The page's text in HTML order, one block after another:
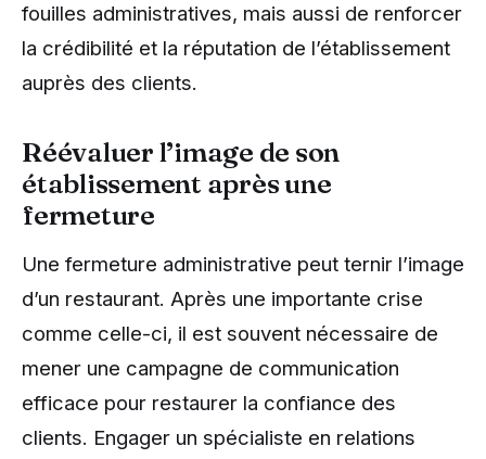
fouilles administratives, mais aussi de renforcer
la crédibilité et la réputation de l’établissement
auprès des clients.
Réévaluer l’image de son
établissement après une
fermeture
Une fermeture administrative peut ternir l’image
d’un restaurant. Après une importante crise
comme celle-ci, il est souvent nécessaire de
mener une campagne de communication
efficace pour restaurer la confiance des
clients. Engager un spécialiste en relations